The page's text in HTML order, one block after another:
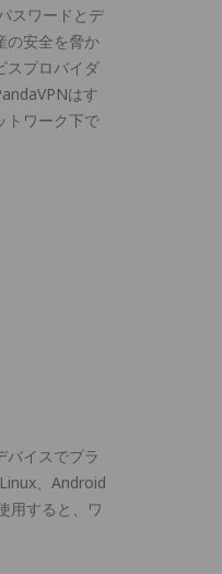
スワードとデ
の安全を脅か
スプロバイダ
はす
トワーク下で
バイスでプラ
、Android
用すると、ワ